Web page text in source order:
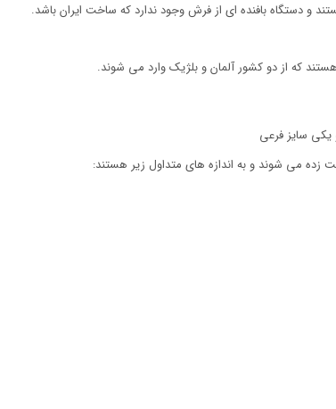
و دستگاه بافنده ای از فرش وجود ندارد که ساخت ایران باشد.
که از دو کشور آلمان و بلژیک وارد می شوند.
سایز فرعی
می شوند و به اندازه های متداول زیر هستند: